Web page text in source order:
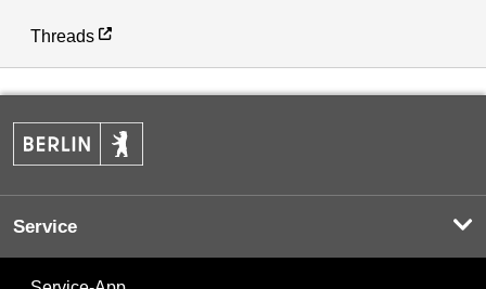
Threads
Service